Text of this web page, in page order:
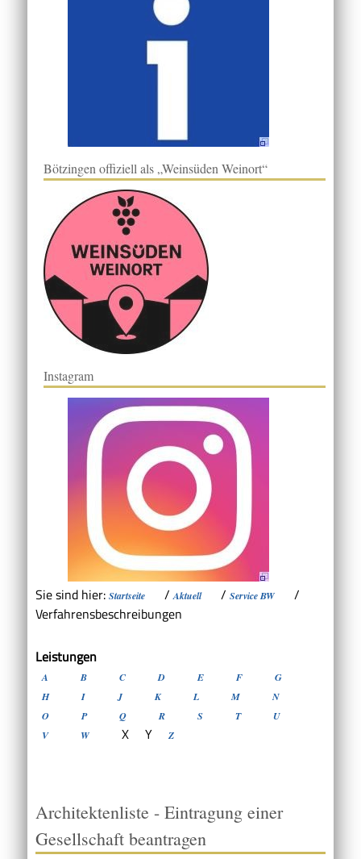
Bötzingen offiziell als „Weinsüden Weinort“
Instagram
Sie sind hier: Startseite /Aktuell / Service BW
/
Verfahrensbeschreibungen
Leistungen
A B C D E F
G
H
I J K L M
N
O
P Q R S T
U
V
W X Y Z
Architektenliste - Eintragung einer
Gesellschaft beantragen